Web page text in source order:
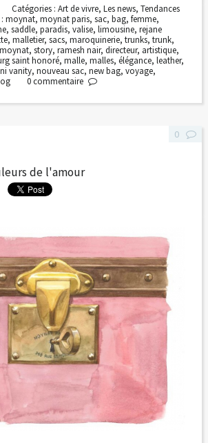
Catégories : Art de vivre, Les news, Tendances
:moynat,moynat paris,sac,bag,femme,
, saddle, paradis, valise, limousine, rejane
, malletier, sacs, maroquinerie, trunks, trunk,
, story, ramesh nair, directeur, artistique,
saint honoré, malle, malles, élégance, leather,
vanity, nouveau sac, new bag, voyage,
0commentaire
de l'amour
0